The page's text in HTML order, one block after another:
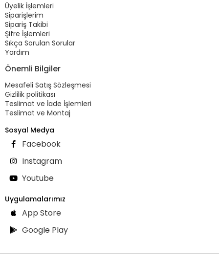
Üyelik İşlemleri
Siparişlerim
Sipariş Takibi
Şifre İşlemleri
Sıkça Sorulan Sorular
Yardım
Önemli Bilgiler
Mesafeli Satış Sözleşmesi
Gizlilik politikası
Teslimat ve İade İşlemleri
Teslimat ve Montaj
Sosyal Medya
Facebook
Instagram
Youtube
Uygulamalarımız
App Store
Google Play